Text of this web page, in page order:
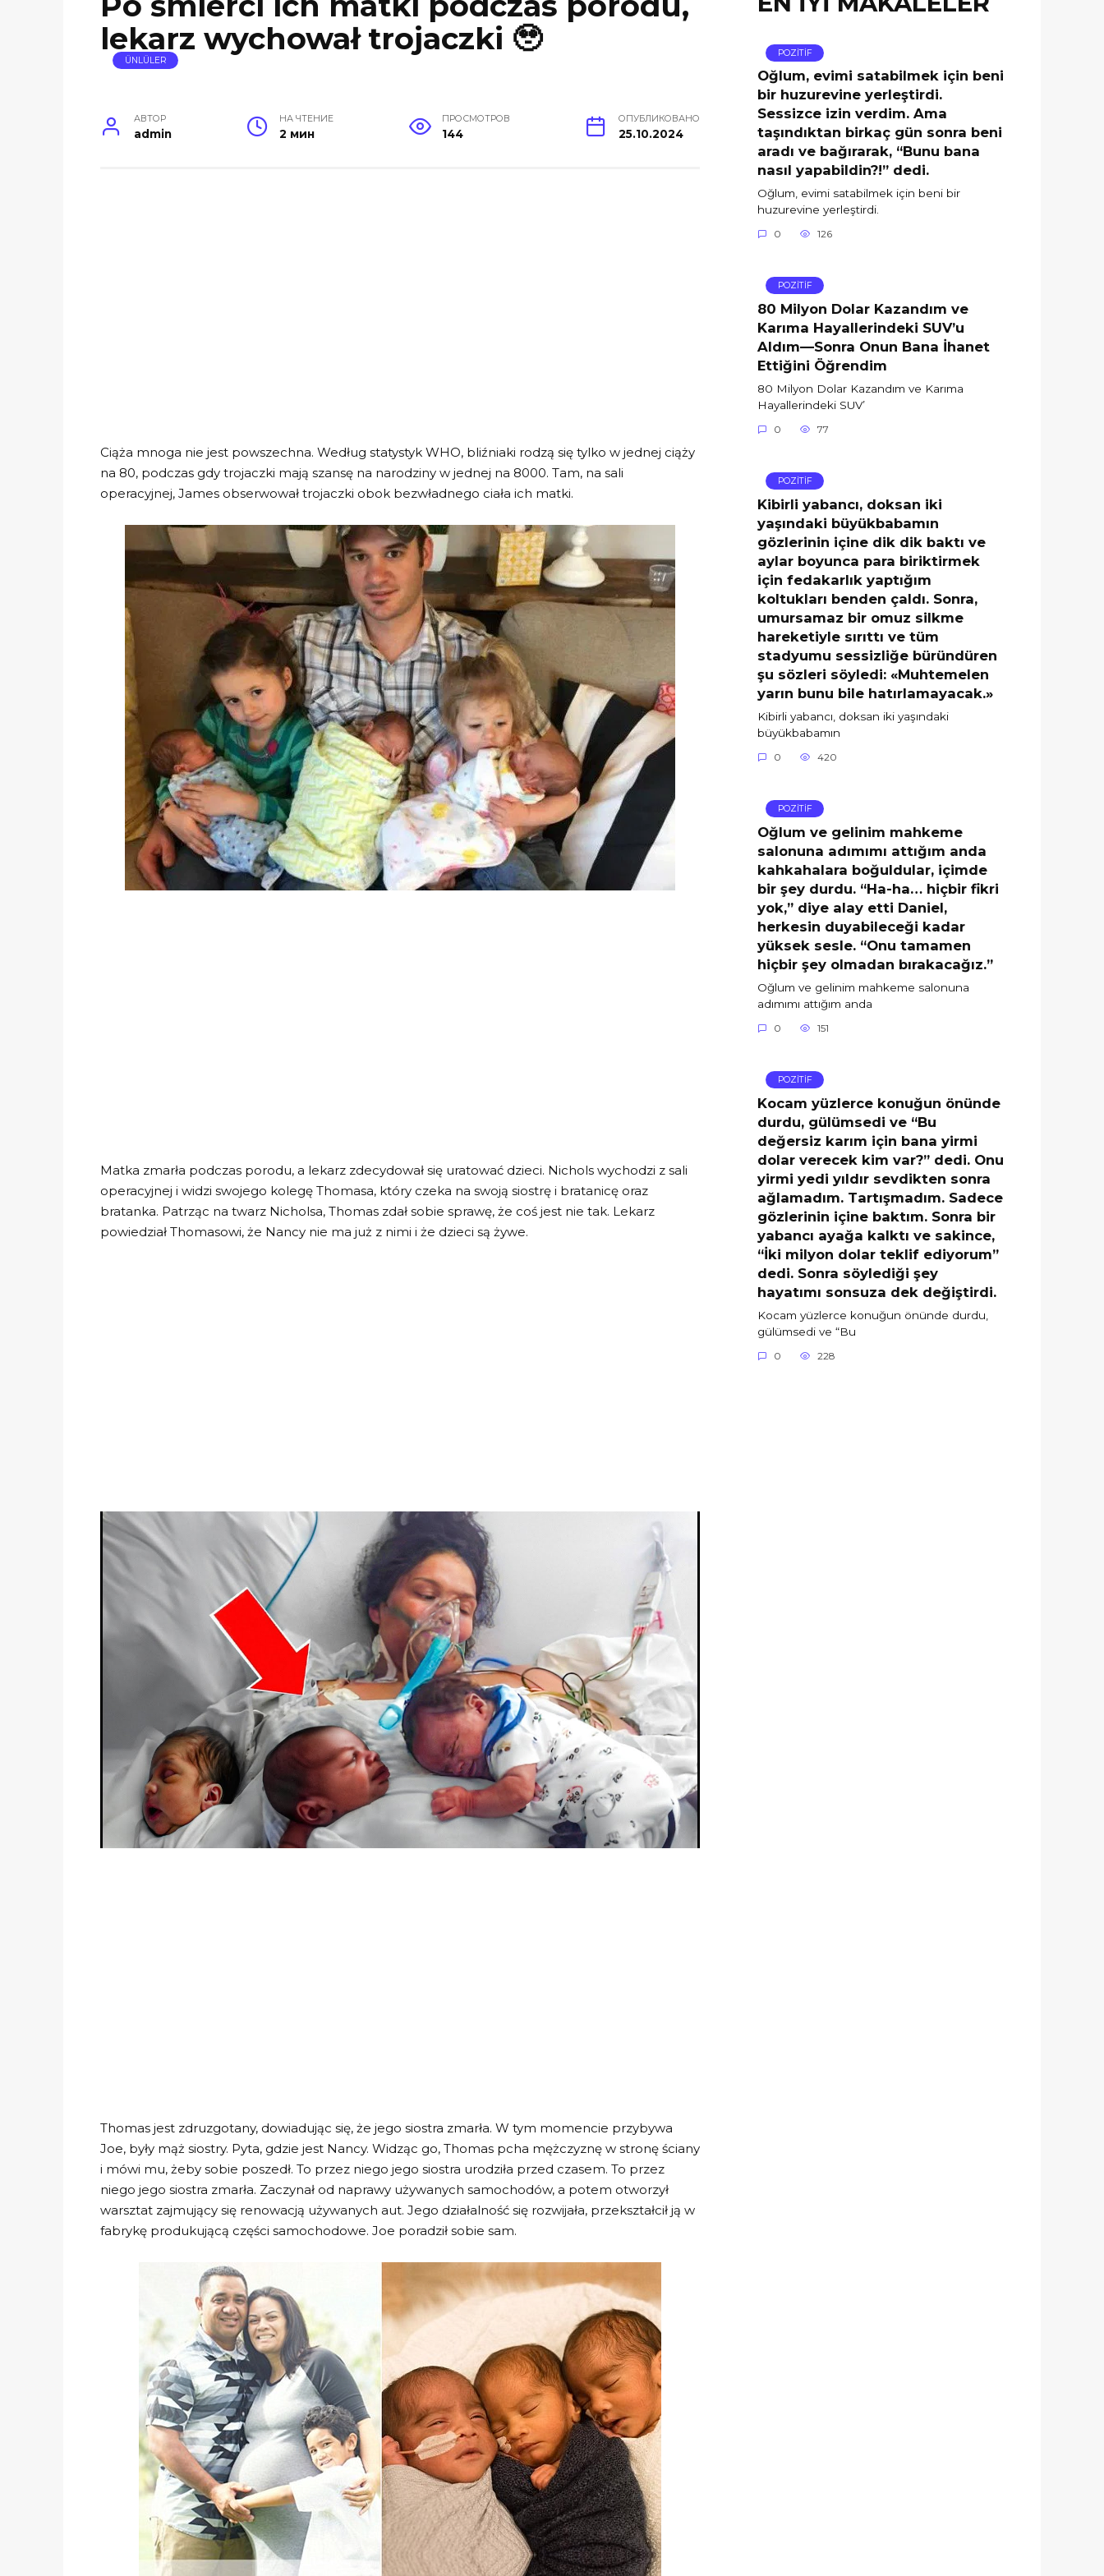
lekarz wychował trojaczki 🥹
ÜNLÜLER
АВТОР
admin
НА ЧТЕНИЕ
2 мин
ПРОСМОТРОВ
144
ОПУБЛИКОВАНО
25.10.2024
Ciąża mnoga nie jest powszechna. Według statystyk WHO, bliźniaki rodzą się tylko w jednej ciąży
na 80, podczas gdy trojaczki mają szansę na narodziny w jednej na 8000. Tam, na sali
operacyjnej, James obserwował trojaczki obok bezwładnego ciała ich matki.
Matka zmarła podczas porodu, a lekarz zdecydował się uratować dzieci. Nichols wychodzi z sali
operacyjnej i widzi swojego kolegę Thomasa, który czeka na swoją siostrę i bratanicę oraz
bratanka. Patrząc na twarz Nicholsa, Thomas zdał sobie sprawę, że coś jest nie tak. Lekarz
powiedział Thomasowi, że Nancy nie ma już z nimi i że dzieci są żywe.
Thomas jest zdruzgotany, dowiadując się, że jego siostra zmarła. W tym momencie przybywa
Joe, były mąż siostry. Pyta, gdzie jest Nancy. Widząc go, Thomas pcha mężczyznę w stronę ściany
i mówi mu, żeby sobie poszedł. To przez niego jego siostra urodziła przed czasem. To przez
niego jego siostra zmarła. Zaczynał od naprawy używanych samochodów, a potem otworzył
warsztat zajmujący się renowacją używanych aut. Jego działalność się rozwijała, przekształcił ją w
fabrykę produkującą części samochodowe. Joe poradził sobie sam.
POZİTİF
Oğlum, evimi satabilmek için beni
bir huzurevine yerleştirdi.
Sessizce izin verdim. Ama
taşındıktan birkaç gün sonra beni
aradı ve bağırarak, “Bunu bana
nasıl yapabildin?!” dedi.
Oğlum, evimi satabilmek için beni bir
huzurevine yerleştirdi.
0 126
POZİTİF
80 Milyon Dolar Kazandım ve
Karıma Hayallerindeki SUV’u
Aldım—Sonra Onun Bana İhanet
Ettiğini Öğrendim
80 Milyon Dolar Kazandım ve Karıma
Hayallerindeki SUV’
0 77
POZİTİF
Kibirli yabancı, doksan iki
yaşındaki büyükbabamın
gözlerinin içine dik dik baktı ve
aylar boyunca para biriktirmek
için fedakarlık yaptığım
koltukları benden çaldı. Sonra,
umursamaz bir omuz silkme
hareketiyle sırıttı ve tüm
stadyumu sessizliğe büründüren
şu sözleri söyledi: «Muhtemelen
yarın bunu bile hatırlamayacak.»
Kibirli yabancı, doksan iki yaşındaki
büyükbabamın
0 420
POZİTİF
Oğlum ve gelinim mahkeme
salonuna adımımı attığım anda
kahkahalara boğuldular, içimde
bir şey durdu. “Ha-ha… hiçbir fikri
yok,” diye alay etti Daniel,
herkesin duyabileceği kadar
yüksek sesle. “Onu tamamen
hiçbir şey olmadan bırakacağız.”
Oğlum ve gelinim mahkeme salonuna
adımımı attığım anda
0 151
POZİTİF
Kocam yüzlerce konuğun önünde
durdu, gülümsedi ve “Bu
değersiz karım için bana yirmi
dolar verecek kim var?” dedi. Onu
yirmi yedi yıldır sevdikten sonra
ağlamadım. Tartışmadım. Sadece
gözlerinin içine baktım. Sonra bir
yabancı ayağa kalktı ve sakince,
“İki milyon dolar teklif ediyorum”
dedi. Sonra söylediği şey
hayatımı sonsuza dek değiştirdi.
Kocam yüzlerce konuğun önünde durdu,
gülümsedi ve “Bu
0 228